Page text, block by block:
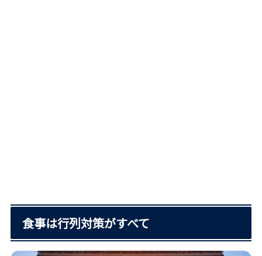
食事は行列対策がすべて